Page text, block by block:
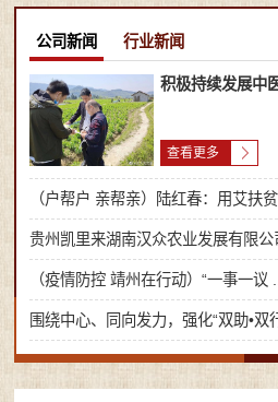
公司新闻 行业新闻
积极持续发展中
查看更多
（户帮户 亲帮亲）陆红春：用艾扶贫
贵州凯里来湖南汉众农业发展有限公
（疫情防控 靖州在行动）“一事一议 ...
围绕中心、同向发力，强化“双助•双